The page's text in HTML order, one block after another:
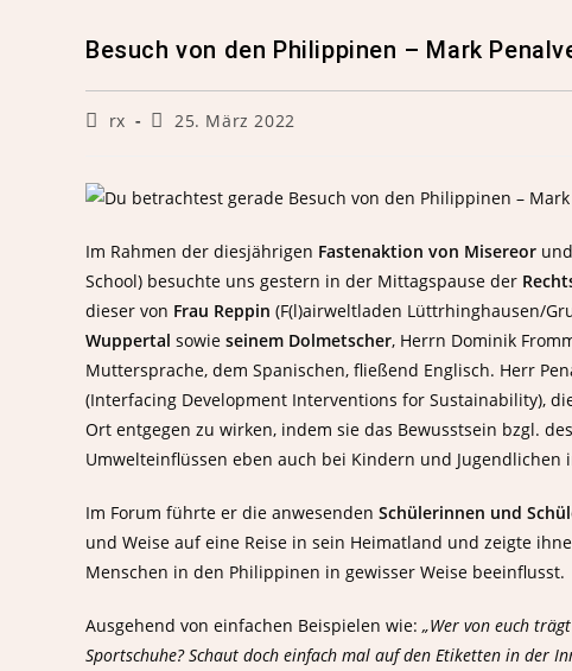
Besuch von den Philippinen – Mark
rx 25. März 2022
Im Rahmen der diesjährigen Fastenaktion von Misereor
School) besuchte uns gestern in der Mittagspause der
dieser von Frau Reppin (F(l)airweltladen Lüttrhinghausen/
Wuppertal sowie seinem Dolmetscher, Herrn Dominik
Muttersprache, dem Spanischen, fließend Englisch. Herr
(Interfacing Development Interventions for Sustainability),
Ort entgegen zu wirken, indem sie das Bewusstsein bzgl.
Umwelteinflüssen eben auch bei Kindern und
Im Forum führte er die anwesenden Schülerinnen und
und Weise auf eine Reise in sein Heimatland und zeigte
Menschen in den Philippinen in gewisser Weise beeinflusst.
Ausgehend von einfachen Beispielen wie: „Wer von euch
Sportschuhe? Schaut doch einfach mal auf den Etiketten in der